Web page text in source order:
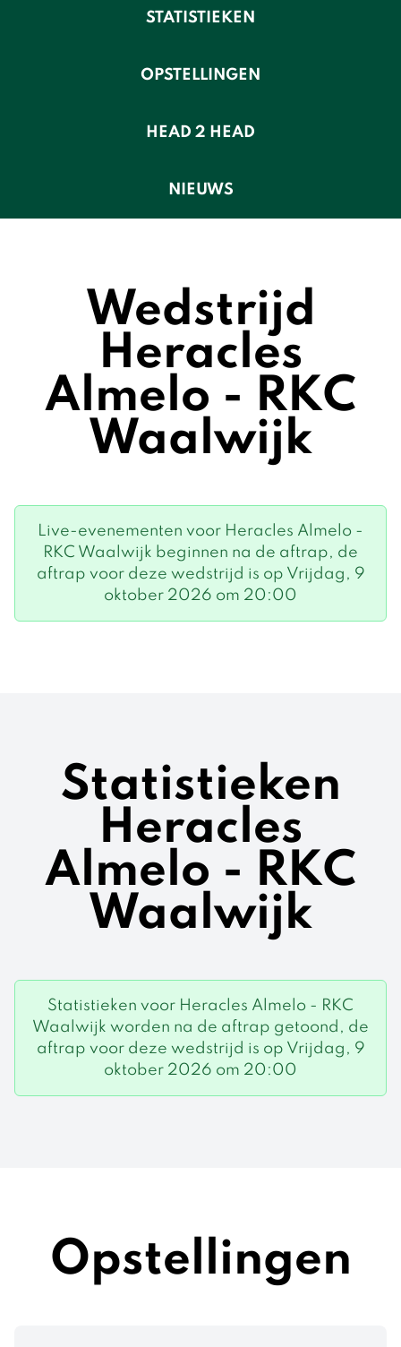
STATISTIEKEN
OPSTELLINGEN
HEAD 2 HEAD
NIEUWS
Wedstrijd
Heracles
Almelo - RKC
Waalwijk
Live-evenementen voor Heracles Almelo -
RKC Waalwijk beginnen na de aftrap, de
aftrap voor deze wedstrijd is op Vrijdag, 9
oktober 2026 om 20:00
Statistieken
Heracles
Almelo - RKC
Waalwijk
Statistieken voor Heracles Almelo - RKC
Waalwijk worden na de aftrap getoond, de
aftrap voor deze wedstrijd is op Vrijdag, 9
oktober 2026 om 20:00
Opstellingen